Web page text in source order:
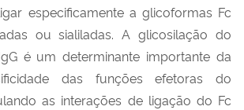
especificamente a glicoformas Fc
ou sialiladas. A glicosilação do
é um determinante importante da
das funções efetoras do
as interações de ligação do Fc